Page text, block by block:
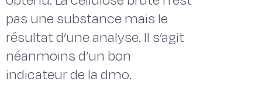
pas une substance mais le
résultat d’une analyse. Il s’agit
néanmoins d’un bon
indicateur de la dmo.